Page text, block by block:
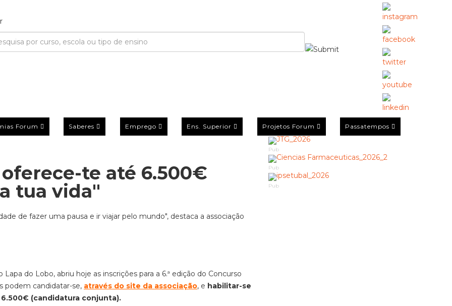
Forum Saberes Emprego Ens. Superior Projetos Forum Passatempos
te até 6.500€
tua vida"
de fazer uma pausa e ir viajar pelo mundo", destaca a associação
do Lobo, abriu hoje as inscrições para a 6.ª edição do Concurso
podem candidatar-se, através do site da associação, e habilitar-se
(candidatura conjunta).
Pub
Pub
Pub